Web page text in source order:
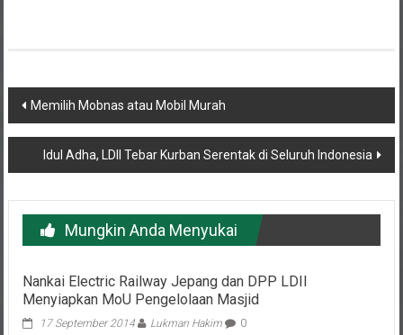
Navigasi
pos
Memilih Mobnas atau Mobil Murah
Idul Adha, LDII Tebar Kurban Serentak di Seluruh Indonesia
Mungkin Anda Menyukai
Nankai Electric Railway Jepang dan DPP LDII
Menyiapkan MoU Pengelolaan Masjid
17 September 2014 Lukman Hakim 0